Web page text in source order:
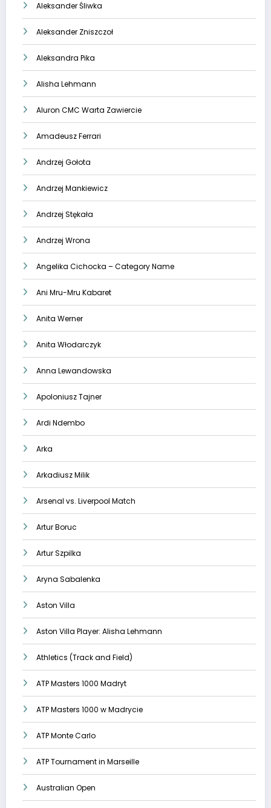
Aleksander Śliwka
Aleksander Zniszczoł
Aleksandra Pika
Alisha Lehmann
Aluron CMC Warta Zawiercie
Amadeusz Ferrari
Andrzej Gołota
Andrzej Mankiewicz
Andrzej Stękała
Andrzej Wrona
Angelika Cichocka – Category Name
Ani Mru-Mru Kabaret
Anita Werner
Anita Włodarczyk
Anna Lewandowska
Apoloniusz Tajner
Ardi Ndembo
Arka
Arkadiusz Milik
Arsenal vs. Liverpool Match
Artur Boruc
Artur Szpilka
Aryna Sabalenka
Aston Villa
Aston Villa Player: Alisha Lehmann
Athletics (Track and Field)
ATP Masters 1000 Madryt
ATP Masters 1000 w Madrycie
ATP Monte Carlo
ATP Tournament in Marseille
Australian Open